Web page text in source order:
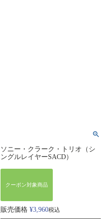
ソニー・クラーク・トリオ（シ
ングルレイヤーSACD）
クーポン対象商品
販売価格 ¥3,960税込